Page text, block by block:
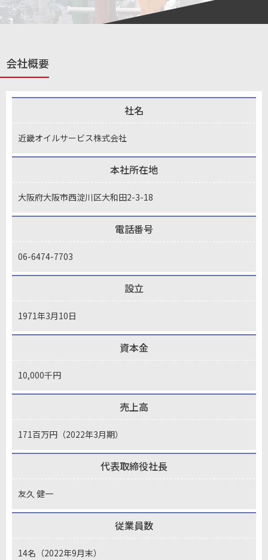
会社概要
社名
近畿オイルサービス株式会社
本社所在地
大阪府大阪市西淀川区大和田2-3-18
電話番号
06-6474-7703
設立
1971年3月10日
資本金
10,000千円
売上高
171百万円（2022年3月期）
代表取締役社長
友久 健一
従業員数
14名（2022年9月末）